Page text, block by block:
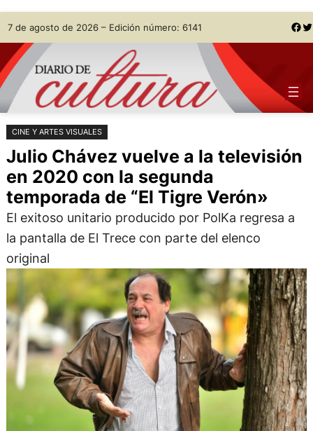
Saltar
al
contenido
Skip
to
content
7 de agosto de 2026 – Edición número: 6141 Facebook Twitter
CINE Y ARTES VISUALES
Julio Chávez vuelve a la televisión
en 2020 con la segunda
temporada de “El Tigre Verón»
El exitoso unitario producido por PolKa regresa a
la pantalla de El Trece con parte del elenco
original